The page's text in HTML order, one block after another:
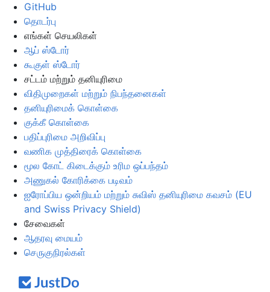
GitHub
தொடர்பு
எங்கள் செயலிகள்
ஆப் ஸ்டோர்
கூகுள் ஸ்டோர்
சட்டம் மற்றும் தனியுரிமை
விதிமுறைகள் மற்றும் நிபந்தனைகள்
தனியுரிமைக் கொள்கை
குக்கீ கொள்கை
பதிப்புரிமை அறிவிப்பு
வணிக முத்திரைக் கொள்கை
மூல கோட் கிடைக்கும் உரிம ஒப்பந்தம்
அணுகல் கோரிக்கை படிவம்
ஐரோப்பிய ஒன்றியம் மற்றும் சுவிஸ் தனியுரிமை கவசம் (EU
and Swiss Privacy Shield)
சேவைகள்
ஆதரவு மையம்
செருகுநிரல்கள்